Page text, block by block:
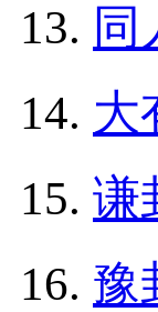
同
大
谦
豫